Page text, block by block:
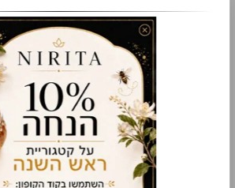
הוספה לסל
רכישה מאובטחת תקן PCI-DSS